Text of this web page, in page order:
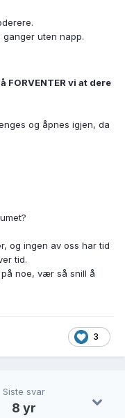
uten napp.
FORVENTER vi at dere
og åpnes igjen, da
og ingen av oss har tid
tid.
noe, vær så snill å
3
Siste svar
8 yr